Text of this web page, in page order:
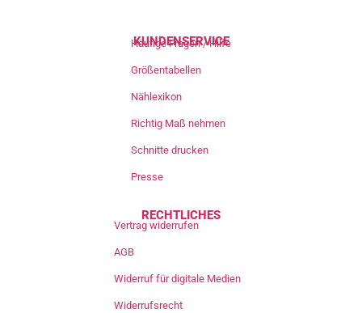
KUNDENSERVICE
Häufige Fragen / Hilfe
Größentabellen
Nählexikon
Richtig Maß nehmen
Schnitte drucken
Presse
RECHTLICHES
Vertrag widerrufen
AGB
Widerruf für digitale Medien
Widerrufsrecht